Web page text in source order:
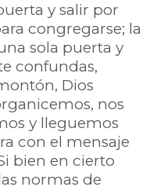
y salir por
congregarse; la
sola puerta y
confundas,
Dios
nos
y lleguemos
con el mensaje
bien en cierto
normas de